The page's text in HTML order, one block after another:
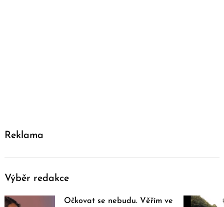
Reklama
Výběr redakce
Očkovat se nebudu. Věřím ve